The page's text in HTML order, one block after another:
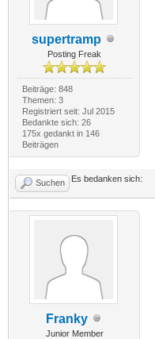
supertramp
Posting Freak
Beiträge: 848
Themen: 3
Registriert seit: Jul 2015
Bedankte sich: 26
175x gedankt in 146
Beiträgen
Suchen Es bedanken sich:
Franky
Junior Member